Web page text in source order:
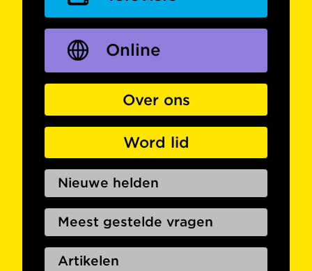
Online
Over ons
Word lid
Nieuwe helden
Meest gestelde vragen
Artikelen